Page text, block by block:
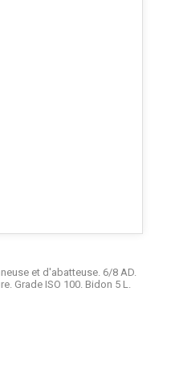
et d'abatteuse. 6/8 AD.
Grade ISO 100. Bidon 5 L.